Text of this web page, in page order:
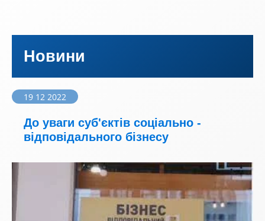
Новини
19 12 2022
До уваги суб'єктів соціально -
відповідального бізнесу